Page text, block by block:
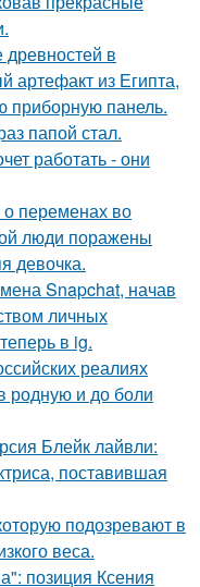
в
артефакт из Египта,
приборную панель.
папой стал.
работать - они
о переменах во
люди поражены
девочка.
Snapchat, начав
личных
в ig.
реалиях
родную и до боли
Блейк лайвли:
поставившая
подозревают в
веса.
позиция Ксения